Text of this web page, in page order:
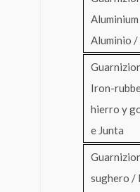
Aluminio /
Iron-
hierro y
e Junta
sughero /